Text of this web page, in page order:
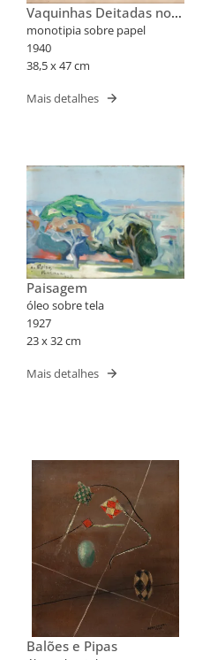
Vaquinhas Deitadas no
Pasto
monotipia sobre papel
1940
38,5 x 47 cm
Mais detalhes
Paisagem
óleo sobre tela
1927
23 x 32 cm
Mais detalhes
Balões e Pipas